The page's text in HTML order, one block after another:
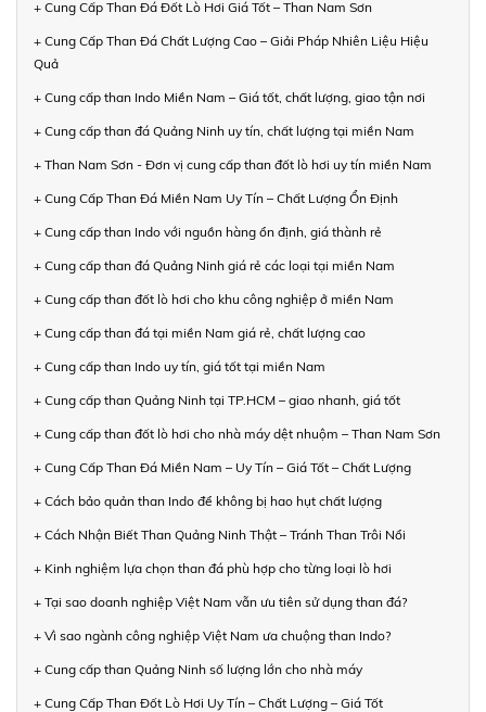
+ Cung Cấp Than Đá Đốt Lò Hơi Giá Tốt – Than Nam Sơn
+ Cung Cấp Than Đá Chất Lượng Cao – Giải Pháp Nhiên Liệu Hiệu
Quả
+ Cung cấp than Indo Miền Nam – Giá tốt, chất lượng, giao tận nơi
+ Cung cấp than đá Quảng Ninh uy tín, chất lượng tại miền Nam
+ Than Nam Sơn - Đơn vị cung cấp than đốt lò hơi uy tín miền Nam
+ Cung Cấp Than Đá Miền Nam Uy Tín – Chất Lượng Ổn Định
+ Cung cấp than Indo với nguồn hàng ổn định, giá thành rẻ
+ Cung cấp than đá Quảng Ninh giá rẻ các loại tại miền Nam
+ Cung cấp than đốt lò hơi cho khu công nghiệp ở miền Nam
+ Cung cấp than đá tại miền Nam giá rẻ, chất lượng cao
+ Cung cấp than Indo uy tín, giá tốt tại miền Nam
+ Cung cấp than Quảng Ninh tại TP.HCM – giao nhanh, giá tốt
+ Cung cấp than đốt lò hơi cho nhà máy dệt nhuộm – Than Nam Sơn
+ Cung Cấp Than Đá Miền Nam – Uy Tín – Giá Tốt – Chất Lượng
+ Cách bảo quản than Indo để không bị hao hụt chất lượng
+ Cách Nhận Biết Than Quảng Ninh Thật – Tránh Than Trôi Nổi
+ Kinh nghiệm lựa chọn than đá phù hợp cho từng loại lò hơi
+ Tại sao doanh nghiệp Việt Nam vẫn ưu tiên sử dụng than đá?
+ Vì sao ngành công nghiệp Việt Nam ưa chuộng than Indo?
+ Cung cấp than Quảng Ninh số lượng lớn cho nhà máy
+ Cung Cấp Than Đốt Lò Hơi Uy Tín – Chất Lượng – Giá Tốt